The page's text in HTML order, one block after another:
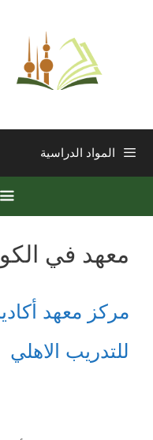
المواد الدراسية
معهد في
مركز معهد
للتدريب الاهلي